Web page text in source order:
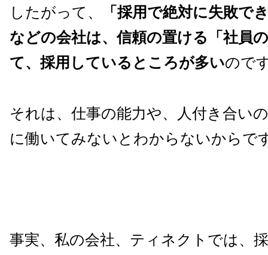
したがって、
「採用で絶対に失敗で
などの会社は、信頼の置ける「社員
て、採用しているところが多いので
それは、仕事の能力や、人付き合い
に働いてみないとわからないからで
事実、私の会社、ティネクトでは、